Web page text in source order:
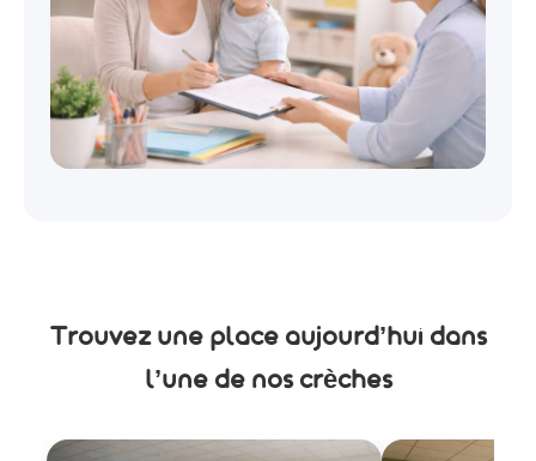
Trouvez une place aujourd’hui dans
l’une de nos crèches